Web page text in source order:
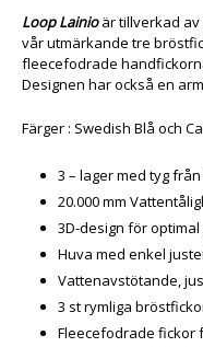
Loop Lainioär tillverkad av
vår utmärkande tre
fleecefodrade
Designen har också en
Färger : Swedish Blå och
3 – lager med tyg
20.000 mm
3D-design för
Huva med enkel
Vattenavstötande,
3 st rymliga
Fleecefodrade fickor